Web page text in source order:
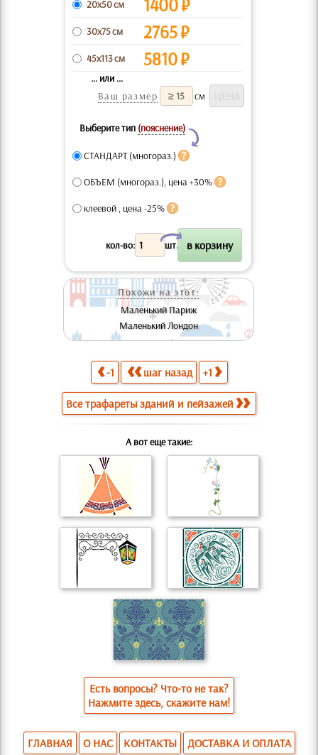
20x50 см
30x75 см 2765₽
45x113 см 5810₽
... или ...
Ваш размер
см
Выберите тип (пояснение)
Y
СТАНДАРТ (многораз.)
ОБЪЕМ (многораз.), цена +30%
клеевой , цена -25%
кол-во: шт.
X
Похожи на этот:
Маленький Париж
Маленький Лондон
-1 шаг назад +1
Все трафареты зданий и пейзажей
А вот еще такие:
Есть вопросы? Что-то не так?
Нажмите здесь, скажите нам!
ГЛАВНАЯ О НАС КОНТАКТЫ ДОСТАВКА И ОПЛАТА